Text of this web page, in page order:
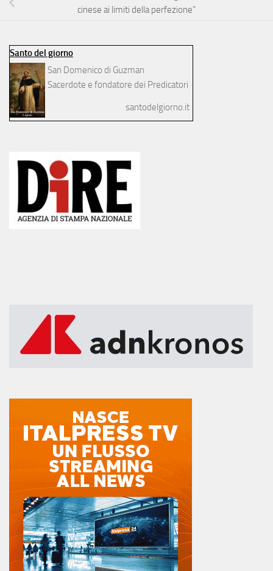
cinese ai limiti della perfezione”
Santo del giorno
San Domenico di Guzman
Sacerdote e fondatore dei Predicatori
santodelgiorno.it